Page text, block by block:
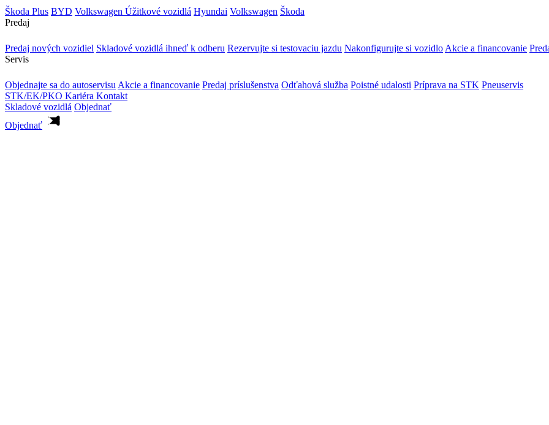
Škoda Plus BYD Volkswagen Úžitkové vozidlá Hyundai Volkswagen Škoda
Predaj
Predaj nových vozidiel Skladové vozidlá ihneď k odberu Rezervujte si testovaciu jazdu Nakonfigurujte si vozidlo Akcie a financovanie
Servis
Objednajte sa do autoservisu Akcie a financovanie Predaj príslušenstva Odťahová služba Poistné udalosti Príprava na STK Pneuservis
STK/EK/PKO Kariéra Kontakt
Skladové vozidlá Objednať
Objednať